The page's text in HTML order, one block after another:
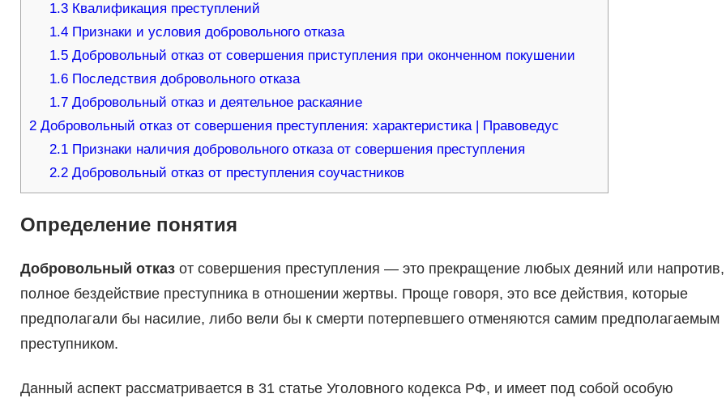
1.3 Квалификация преступлений
1.4 Признаки и условия добровольного отказа
1.5 Добровольный отказ от совершения приступления при оконченном покушении
1.6 Последствия добровольного отказа
1.7 Добровольный отказ и деятельное раскаяние
2Добровольный отказ от совершения преступления: характеристика | Правоведус
2.1 Признаки наличия добровольного отказа от совершения преступления
2.2 Добровольный отказ от преступления соучастников
Определение понятия
Добровольный отказот совершения преступления — это прекращение любых деяний или напротив,
полное бездействие преступника в отношении жертвы. Проще говоря, это все действия, которые
предполагали бы насилие, либо вели бы к смерти потерпевшего отменяются самим предполагаемым
преступником.
Данный аспект рассматривается в 31 статье Уголовного кодекса РФ, и имеет под собой особую